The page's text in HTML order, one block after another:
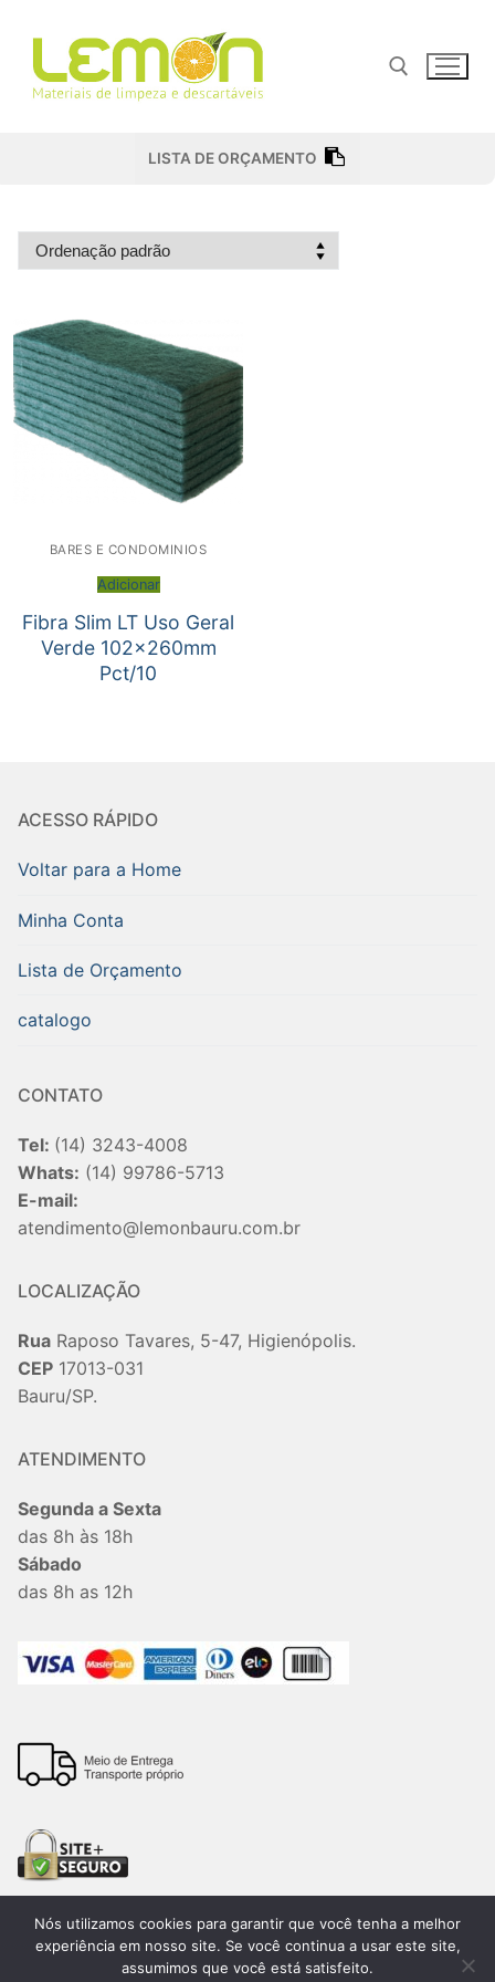
para
conteúdo
Pesquisar por:
LISTA DE ORÇAMENTO
BARES E CONDOMINIOS
Adicionar
Fibra Slim LT Uso Geral
Verde 102x260mm
Pct/10
ACESSO RÁPIDO
Voltar para a Home
Minha Conta
Lista de Orçamento
catalogo
CONTATO
Tel: (14) 3243-4008
Whats: (14) 99786-5713
E-mail:
atendimento@lemonbauru.com.br
LOCALIZAÇÃO
Rua Raposo Tavares, 5-47, Higienópolis.
CEP 17013-031
Bauru/SP.
ATENDIMENTO
Segunda a Sexta
das 8h às 18h
Sábado
das 8h as 12h
Todos os direitos reservados. 2026®. Lemon Bauru –
Nós utilizamos cookies para garantir que você tenha a melhor
experiência em nosso site. Se você continua a usar este site,
assumimos que você está satisfeito.